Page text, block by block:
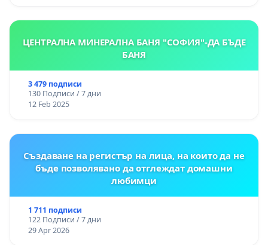
ЦЕНТРАЛНА МИНЕРАЛНА БАНЯ "СОФИЯ"-ДА БЪДЕ
БАНЯ
3 479 подписи
130 Подписи / 7 дни
12 Feb 2025
Създаване на регистър на лица, на които да не
бъде позволявано да отглеждат домашни
любимци
1 711 подписи
122 Подписи / 7 дни
29 Apr 2026